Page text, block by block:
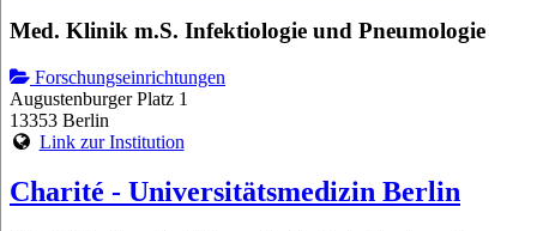
Med. Klinik m.S. Infektiologie und Pneumologie
Forschungseinrichtungen
Augustenburger Platz 1
13353 Berlin
Link zur Institution
Charité - Universitätsmedizin Berlin